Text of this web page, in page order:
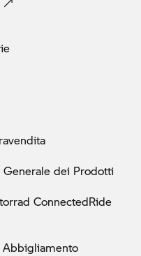
Generale dei Prodotti
ConnectedRide
Abbigliamento